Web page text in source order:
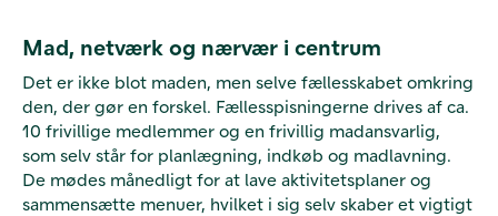
Mad, netværk og nærvær i centrum
Det er ikke blot maden, men selve fællesskabet omkring
den, der gør en forskel. Fællesspisningerne drives af ca.
10 frivillige medlemmer og en frivillig madansvarlig,
som selv står for planlægning, indkøb og madlavning.
De mødes månedligt for at lave aktivitetsplaner og
sammensætte menuer, hvilket i sig selv skaber et vigtigt